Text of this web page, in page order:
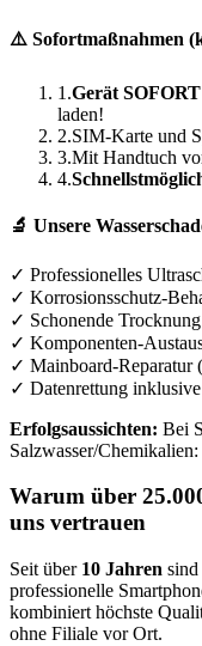
⚠️ Sofortmaßnahmen
1.Gerät
laden!
2.SIM-Karte und
3.Mit Handtuch
4.
🔬 Unsere
✓ Professionelles
✓ Korrosionsschutz-
✓ Schonende
✓ Komponenten-
✓ Mainboard-Reparatur
✓ Datenrettung
Erfolgsaussichten: Bei
Salzwasser/
Warum über
uns vertrauen
Seit über 10 Jahren
professionelle
kombiniert höchste
ohne Filiale vor Ort.